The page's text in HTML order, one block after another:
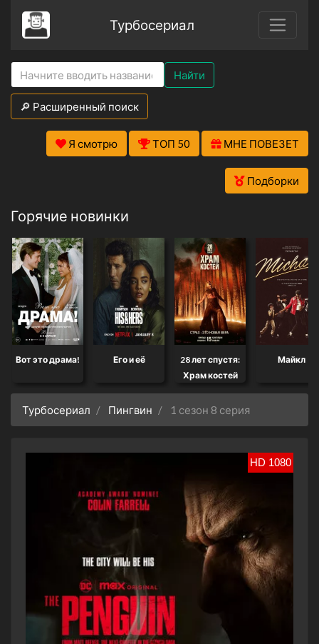
Турбосериал
Найти
🔎 Расширенный поиск
Я смотрю ТОП 50 МНЕ ПОВЕЗЕТ
Подборки
Горячие новинки
Вот это драма! Его и её
28 лет спустя:
Храм костей
Майкл
Турбосериал Пингвин 1 сезон 8 серия
HD 1080